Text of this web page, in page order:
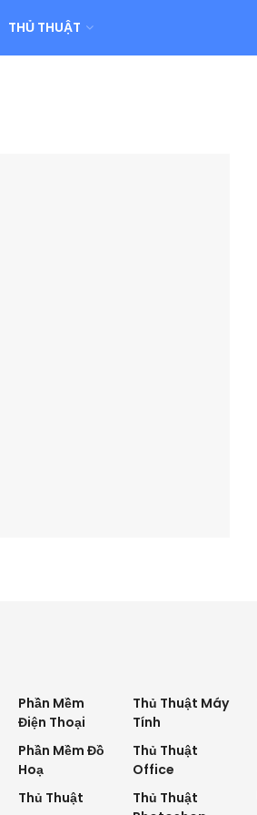
THỦ THUẬT
Phần Mềm
Điện Thoại
Phần Mềm Đồ
Hoạ
Thủ Thuật
Thủ Thuật Máy
Tính
Thủ Thuật
Office
Thủ Thuật